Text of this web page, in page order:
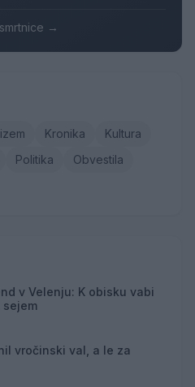
→
Kronika
Kultura
Politika
Obvestila
v Velenju: K obisku vabi
sejem
vročinski val, a le za